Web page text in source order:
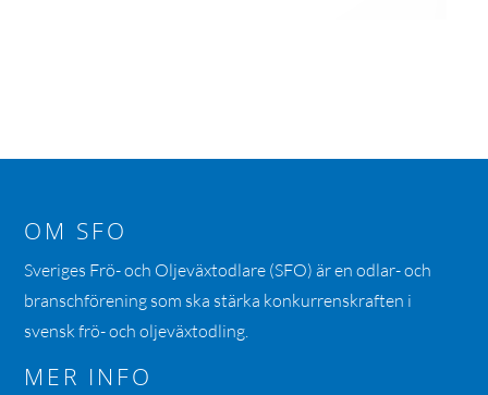
OM SFO
Sveriges Frö- och Oljeväxtodlare (SFO) är en odlar- och
branschförening som ska stärka konkurrenskraften i
svensk frö- och oljeväxtodling.
MER INFO